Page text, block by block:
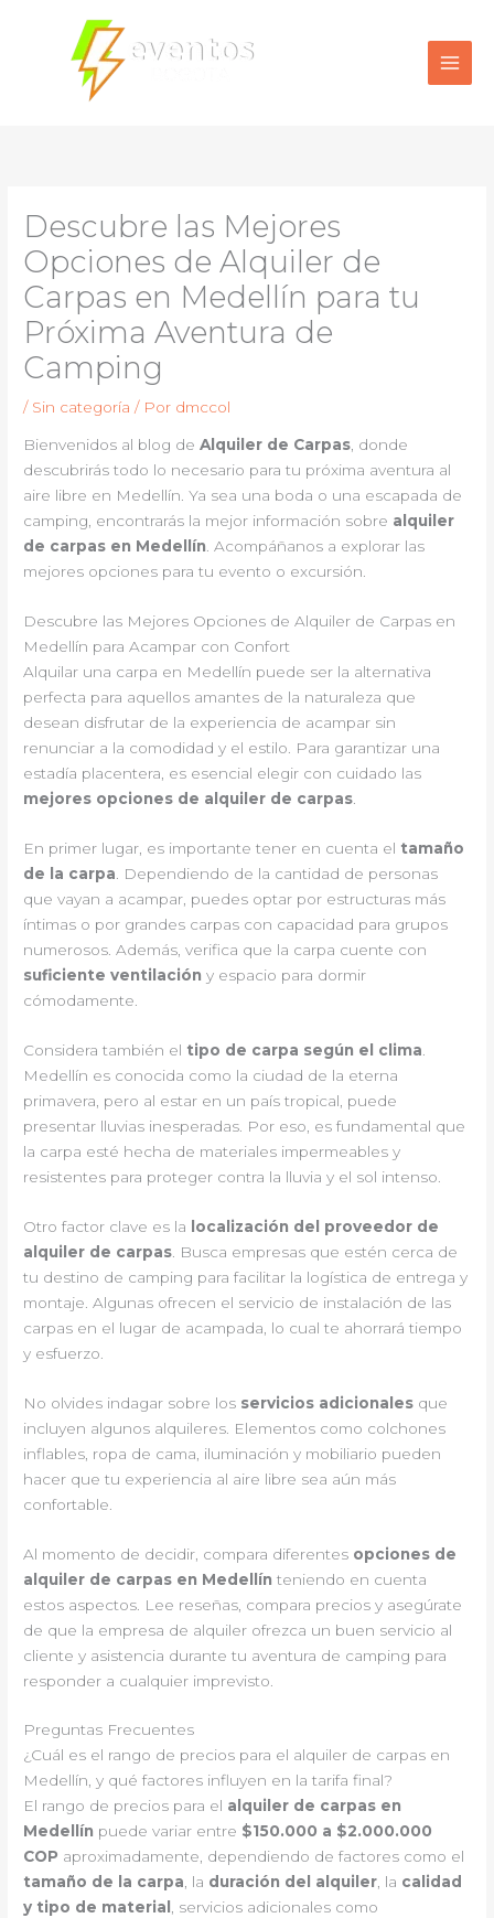
contenido
Descubre las Mejores
Opciones de Alquiler de
Carpas en Medellín para tu
Próxima Aventura de
Camping
/ Sin categoría / Por dmccol
Bienvenidos al blog deAlquiler de Carpas, donde
descubrirás todo lo necesario para tu próxima aventura al
aire libre en Medellín. Ya sea una boda o una escapada de
camping, encontrarás la mejor información sobre alquiler
de carpas en Medellín. Acompáñanos a explorar las
mejores opciones para tu evento o excursión.
Descubre las Mejores Opciones de Alquiler de Carpas en
Medellín para Acampar con Confort
Alquilar una carpa en Medellín puede ser la alternativa
perfecta para aquellos amantes de la naturaleza que
desean disfrutar de la experiencia de acampar sin
renunciar a la comodidad y el estilo. Para garantizar una
estadía placentera, es esencial elegir con cuidado las
mejores opciones de alquiler de carpas
En primer lugar, es importante tener en cuenta el tamaño
de la carpa . Dependiendo de la cantidad de personas
que vayan a acampar, puedes optar por estructuras más
íntimas o por grandes carpas con capacidad para grupos
numerosos. Además, verifica que la carpa cuente con
suficiente ventilación y espacio para dormir
cómodamente.
Considera también el tipo de carpa según el clima
Medellín es conocida como la ciudad de la eterna
primavera, pero al estar en un país tropical, puede
presentar lluvias inesperadas. Por eso, es fundamental que
la carpa esté hecha de materiales impermeables y
resistentes para proteger contra la lluvia y el sol intenso.
Otro factor clave es la
localización del proveedor de
alquiler de carpas . Busca empresas que estén cerca de
tu destino de camping para facilitar la logística de entrega y
montaje. Algunas ofrecen el servicio de instalación de las
carpas en el lugar de acampada, lo cual te ahorrará tiempo
y esfuerzo.
No olvides indagar sobre los servicios adicionales que
incluyen algunos alquileres. Elementos como colchones
inflables, ropa de cama, iluminación y mobiliario pueden
hacer que tu experiencia al aire libre sea aún más
confortable.
Al momento de decidir, compara diferentes opciones de
alquiler de carpas en Medellín teniendo en cuenta
estos aspectos. Lee reseñas, compara precios y asegúrate
de que la empresa de alquiler ofrezca un buen servicio al
cliente y asistencia durante tu aventura de camping para
responder a cualquier imprevisto.
Preguntas Frecuentes
¿Cuál es el rango de precios para el alquiler de carpas en
Medellín, y qué factores influyen en la tarifa final?
El rango de precios para el alquiler de carpas en
Medellín puede variar entre $150.000 a $2.000.000
COP aproximadamente, dependiendo de factores como el
tamaño de la carpa, la duración del alquiler, la calidad
y tipo de material , servicios adicionales como